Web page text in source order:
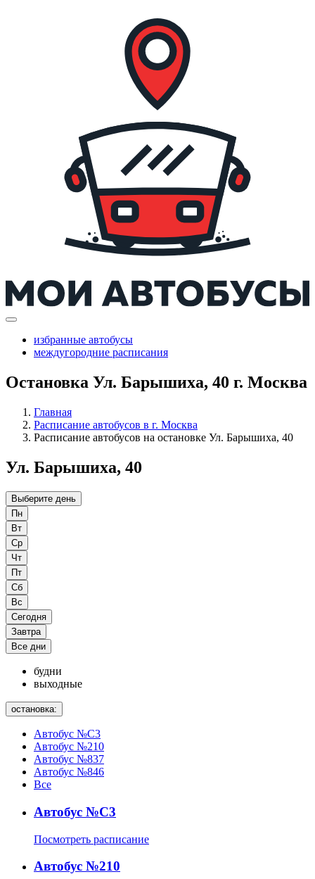
избранные автобусы
междугородние расписания
Остановка Ул. Барышиха, 40 г. Москва
Главная
Расписание автобусов в г. Москва
Расписание автобусов на остановке Ул. Барышиха, 40
Ул. Барышиха, 40
Выберите день
Пн
Вт
Ср
Чт
Пт
Сб
Вс
Сегодня
Завтра
Все дни
будни
выходные
остановка:
Автобус №С3
Автобус №210
Автобус №837
Автобус №846
Все
Автобус №С3
Посмотреть расписание
Автобус №210